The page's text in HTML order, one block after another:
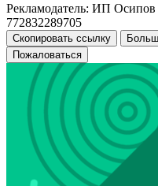
Рекламодатель: ИП
772832289705
Скопировать ссылку
Пожаловаться